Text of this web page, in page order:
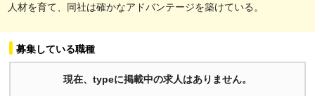
人材を育て、同社は確かなアドバンテージを築けている。
募集している職種
現在、typeに掲載中の求人はありません。